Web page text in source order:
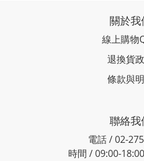
關於我
線上購物
退換貨
條款與
聯絡我
電話 / 02-
時間 / 09:00-